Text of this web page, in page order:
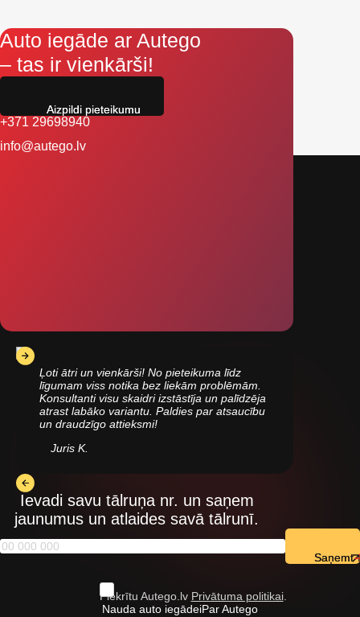
Auto iegāde ar Autego
– tas ir vienkārši!
+371 29698940
info@autego.lv
Ļoti ātri un vienkārši! No pieteikuma līdz
līgumam viss notika bez liekām problēmām.
Konsultanti visu skaidri izstāstīja un palīdzēja
atrast labāko variantu. Paldies par atsaucību
un draudzīgo attieksmi!
Juris K.
Ievadi savu tālruņa nr. un saņem
jaunumus un atlaides savā tālrunī.
Piekrītu Autego.lv Privātuma politikai.
Nauda auto iegādeiPar Autego